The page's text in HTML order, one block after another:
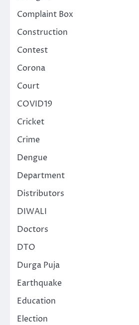
Complaint Box
Construction
Contest
Corona
Court
COVID19
Cricket
Crime
Dengue
Department
Distributors
DIWALI
Doctors
DTO
Durga Puja
Earthquake
Education
Election